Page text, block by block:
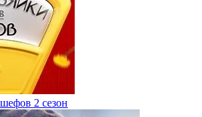
2 сезон